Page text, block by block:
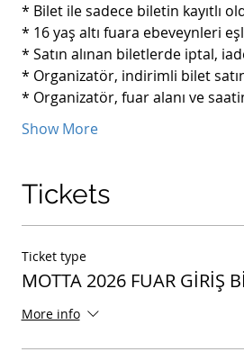
* Bilet ile sadece biletin kayıtlı
* 16 yaş altı fuara ebeveynleri
* Satın alınan biletlerde iptal,
* Organizatör, indirimli bilet
* Organizatör, fuar alanı ve
Show More
Tickets
Ticket type
MOTTA 2026 FUAR GİRİŞ
More info